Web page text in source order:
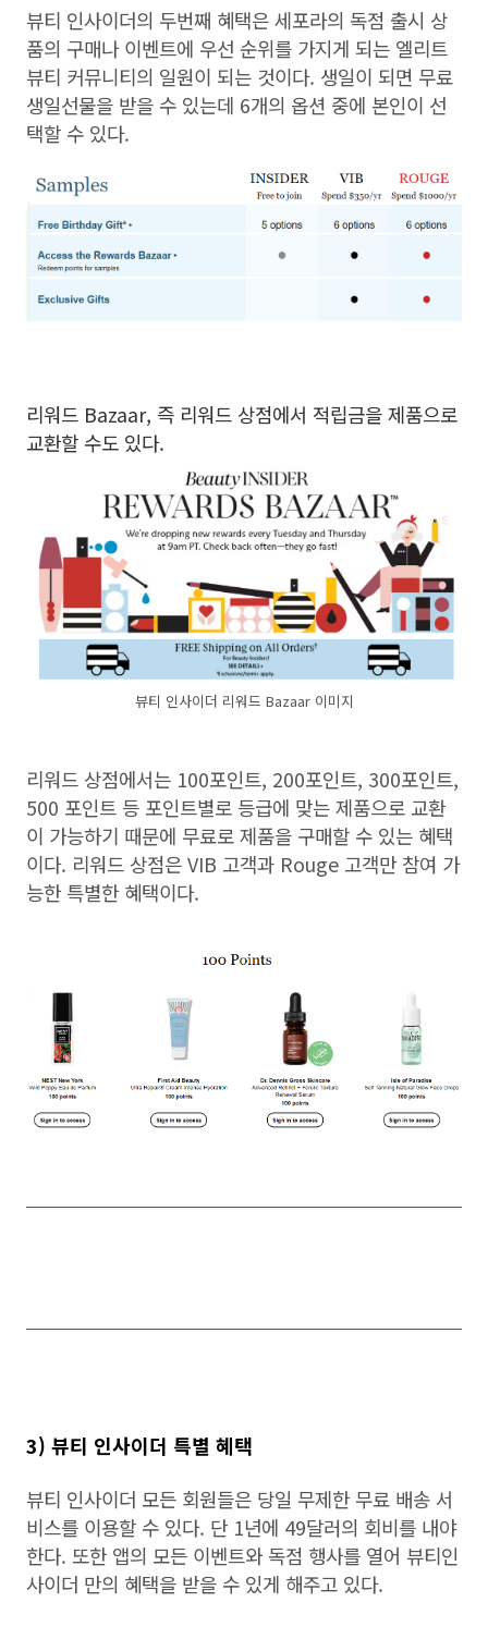
뷰티 인사이더의 두번째 혜택은 세포라의 독점 출시 상
품의 구매나 이벤트에 우선 순위를 가지게 되는 엘리트
뷰티 커뮤니티의 일원이 되는 것이다. 생일이 되면 무료
생일선물을 받을 수 있는데 6개의 옵션 중에 본인이 선
택할 수 있다.
리워드 Bazaar, 즉 리워드 상점에서 적립금을 제품으로
교환할 수도 있다.
뷰티 인사이더 리워드 Bazaar 이미지
리워드 상점에서는 100포인트, 200포인트, 300포인트,
500 포인트 등 포인트별로 등급에 맞는 제품으로 교환
이 가능하기 때문에 무료로 제품을 구매할 수 있는 혜택
이다. 리워드 상점은 VIB 고객과 Rouge 고객만 참여 가
능한 특별한 혜택이다.
3) 뷰티 인사이더 특별 혜택
뷰티 인사이더 모든 회원들은 당일 무제한 무료 배송 서
비스를 이용할 수 있다. 단 1년에 49달러의 회비를 내야
한다. 또한 앱의 모든 이벤트와 독점 행사를 열어 뷰티인
사이더 만의 혜택을 받을 수 있게 해주고 있다.